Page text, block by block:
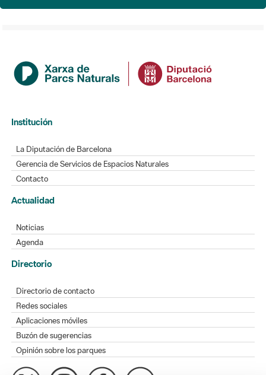
Institución
La Diputación de Barcelona
Gerencia de Servicios de Espacios Naturales
Contacto
Actualidad
Noticias
Agenda
Directorio
Directorio de contacto
Redes sociales
Aplicaciones móviles
Buzón de sugerencias
Opinión sobre los parques